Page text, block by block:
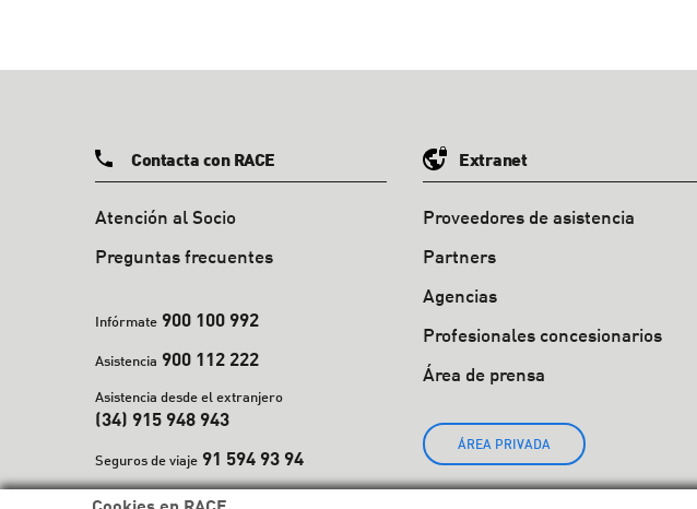
Cookies en RACE
Contacta con RACE
Atención al Socio
Preguntas frecuentes
Infórmate 900 100 992
Asistencia 900 112 222
Asistencia desde el extranjero
(34) 915 948 943
Seguros de viaje 91 594 93 94
Extranet
Proveedores de asistencia
Partners
Agencias
Profesionales concesionarios
Área de prensa
ÁREA PRIVADA